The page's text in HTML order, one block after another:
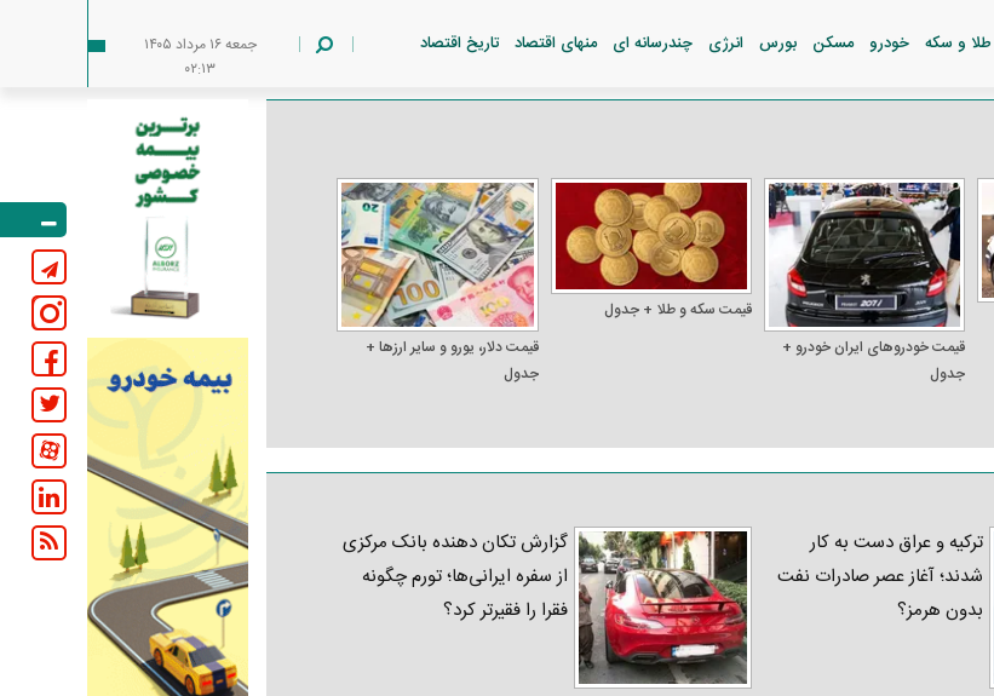
طلا و سکه خودرو مسکن بورس انرژی چندرسانه ای منهای اقتصاد تاریخ اقتصاد
جمعه ۱۶ مرداد ۱۴۰۵
۰۲:۱۳
قیمت خودرو‌های ایران خودرو +
جدول
قیمت سکه و طلا + جدول
قیمت دلار، یورو و سایر ارز‌ها +
جدول
ترکیه و عراق دست به کار
شدند؛ آغاز عصر صادرات نفت
بدون هرمز؟
گزارش تکان‌ دهنده بانک مرکزی
از سفره ایرانی‌ها؛ تورم چگونه
فقرا را فقیرتر کرد؟